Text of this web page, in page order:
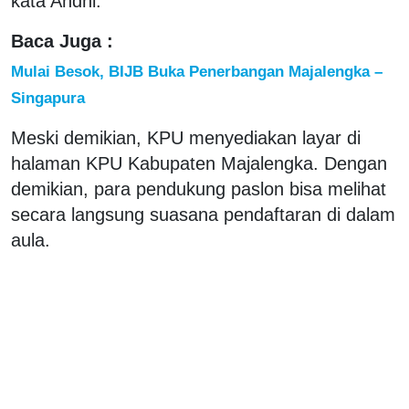
Baca Juga :
Mulai Besok, BIJB Buka Penerbangan Majalengka –
Singapura
Meski demikian, KPU menyediakan layar di
halaman KPU Kabupaten Majalengka. Dengan
demikian, para pendukung paslon bisa melihat
secara langsung suasana pendaftaran di dalam
aula.